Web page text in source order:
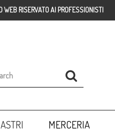
WEB RISERVATO AI PROFESSIONISTI
MERCERIA